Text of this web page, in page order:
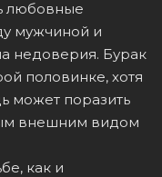
любовные
мужчиной и
недоверия. Бурак
половинке, хотя
может поразить
внешним видом
как и